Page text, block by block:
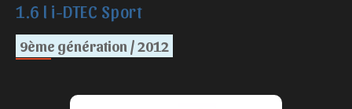
1.6 l i-DTEC Sport
9ème génération / 2012